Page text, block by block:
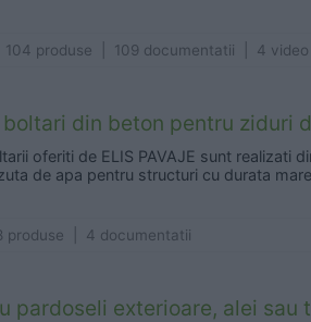
produse | 109 documentatii | 4 video
din beton pentru ziduri
oferiti de ELIS PAVAJE sunt realizati
de apa pentru structuri cu durata
produse | 4 documentatii
pardoseli exterioare, alei sau